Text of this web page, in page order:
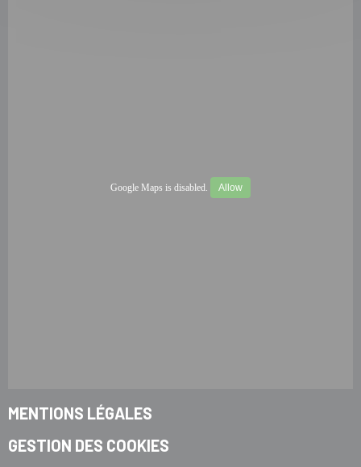
Google Maps is disabled. Allow
MENTIONS LÉGALES
GESTION DES COOKIES